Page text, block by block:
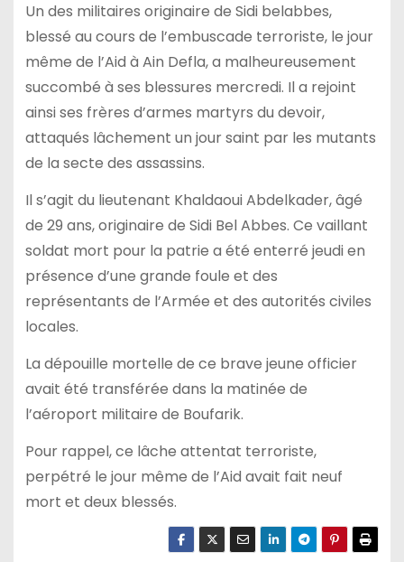
Un des militaires originaire de Sidi belabbes,
blessé au cours de l’embuscade terroriste, le jour
même de l’Aid à Ain Defla, a malheureusement
succombé à ses blessures mercredi. Il a rejoint
ainsi ses frères d’armes martyrs du devoir,
attaqués lâchement un jour saint par les mutants
de la secte des assassins.
Il s’agit du lieutenant Khaldaoui Abdelkader, âgé
de 29 ans, originaire de Sidi Bel Abbes. Ce vaillant
soldat mort pour la patrie a été enterré jeudi en
présence d’une grande foule et des
représentants de l’Armée et des autorités civiles
locales.
La dépouille mortelle de ce brave jeune officier
avait été transférée dans la matinée de
l’aéroport militaire de Boufarik.
Pour rappel, ce lâche attentat terroriste,
perpétré le jour même de l’Aid avait fait neuf
mort et deux blessés.